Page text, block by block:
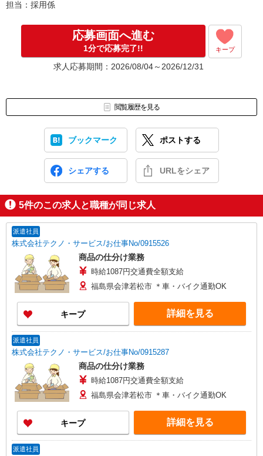
正社員で働くためにスキルUPをしたい方もご相談を！
担当：採用係
応募画面へ進む
1分で応募完了!! キープ
求人応募期間：2026/08/04～2026/12/31
閲覧履歴を見る
ブックマーク ポストする
シェアする URLをシェア
5件のこの求人と職種が同じ求人
派遣社員
株式会社テクノ・サービス/お仕事No/0915526
商品の仕分け業務
時給1087円交通費全額支給
福島県会津若松市 ＊車・バイク通勤OK
キープ 詳細を見る
派遣社員
株式会社テクノ・サービス/お仕事No/0915287
商品の仕分け業務
時給1087円交通費全額支給
福島県会津若松市 ＊車・バイク通勤OK
キープ 詳細を見る
派遣社員